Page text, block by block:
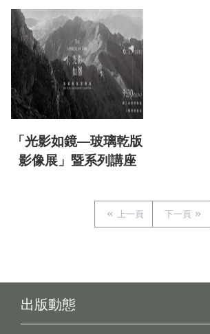
「光影如鏡—玻璃乾版
影像展」暨系列講座
上一頁 下一頁
出版動態